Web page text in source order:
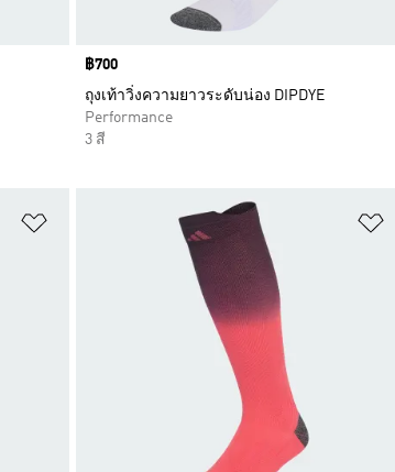
Price
฿700
ถุงเท้าวิ่งความยาวระดับน่อง DIPDYE
Performance
3 สี
เพิ่มไปยังรายการสินค้าโปรด